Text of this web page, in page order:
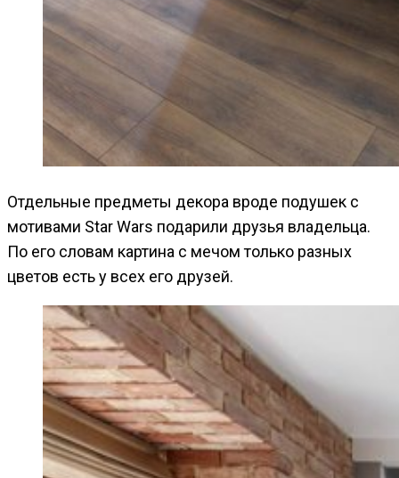
Отдельные предметы декора вроде подушек с
мотивами Star Wars подарили друзья владельца.
По его словам картина с мечом только разных
цветов есть у всех его друзей.